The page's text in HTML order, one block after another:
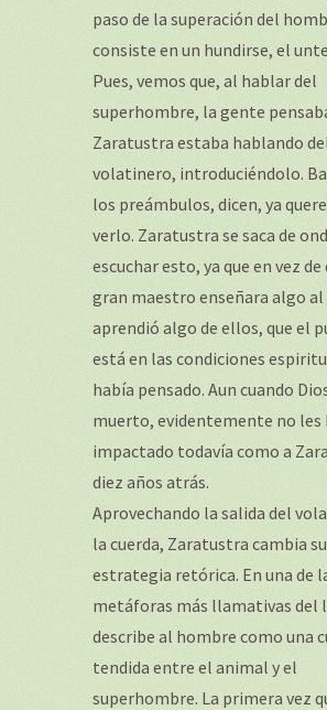
paso de la superación del
consiste en un hundirse, el
Pues, vemos que, al hablar del
superhombre, la gente
Zaratustra estaba hablando
volatinero, introduciéndolo.
los preámbulos, dicen, ya
verlo. Zaratustra se saca de
escuchar esto, ya que en vez de
gran maestro enseñara algo
aprendió algo de ellos, que el
está en las condiciones
había pensado. Aun cuando
muerto, evidentemente no les
impactado todavía como a
diez años atrás.
Aprovechando la salida del
la cuerda, Zaratustra cambia su
estrategia retórica. En una de
metáforas más llamativas del
describe al hombre como una
tendida entre el animal y el
superhombre. La primera vez